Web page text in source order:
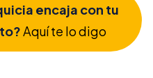
encaja con tu
Aquí te lo digo